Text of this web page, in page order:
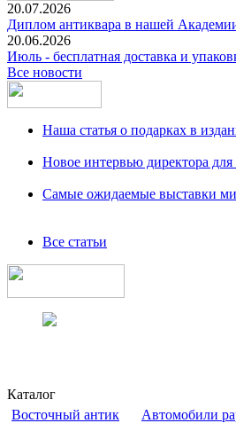
20.07.2026
Диплом антиквара в нашей
20.06.2026
Июль - бесплатная доставка и
Все новости
Наша статья о подарках в
Новое интервью директора
Самые ожидаемые выставки
Все статьи
Каталог
Восточный антик
Автомобили